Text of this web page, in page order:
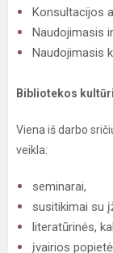
Konsultacijos
Naudojimasis
Naudojimasis
Bibliotekos
Viena iš darbo
veikla:
seminarai,
susitikimai su
literatūrinės,
įvairios